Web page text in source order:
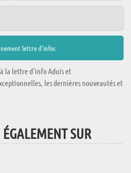
la lettre d'info Aduis et
les dernières nouveautés et
SUR